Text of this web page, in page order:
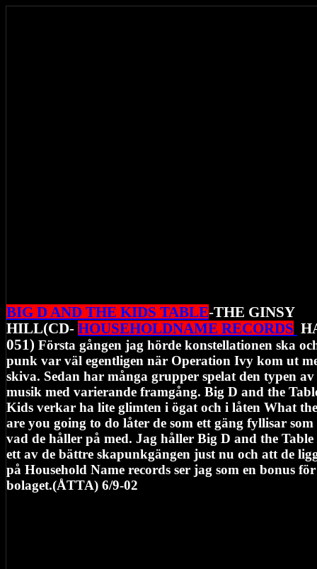
BIG D AND THE KIDS TABLE-THE GINSY
HILL(CD- HOUSEHOLDNAME RECORDS
051) Första gången jag hörde konstellationen ska
punk var väl egentligen när Operation Ivy kom ut
skiva. Sedan har många grupper spelat den typen av
musik med varierande framgång. Big D and the
Kids verkar ha lite glimten i ögat och i låten What
are you going to do låter de som ett gäng fyllisar som
vad de håller på med. Jag håller Big D and the Table
ett av de bättre skapunkgängen just nu och att de
på Household Name records ser jag som en bonus
bolaget.(ÅTTA) 6/9-02